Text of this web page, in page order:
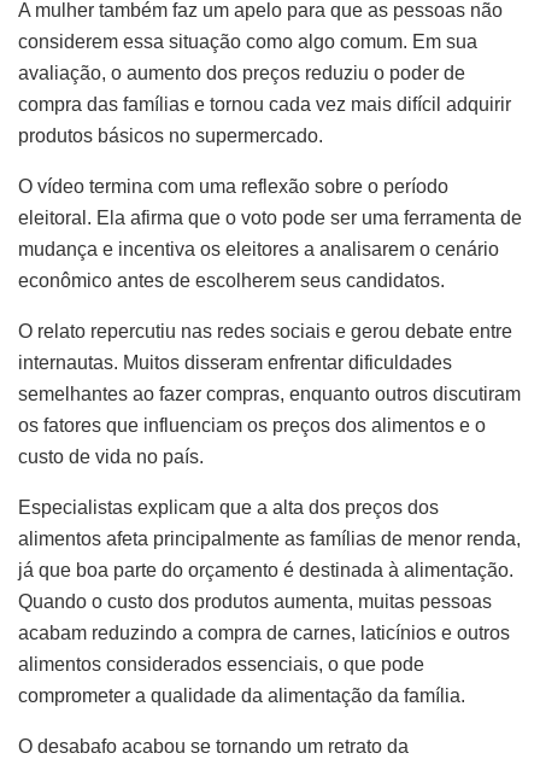
A mulher também faz um apelo para que as pessoas não
considerem essa situação como algo comum. Em sua
avaliação, o aumento dos preços reduziu o poder de
compra das famílias e tornou cada vez mais difícil adquirir
produtos básicos no supermercado.
O vídeo termina com uma reflexão sobre o período
eleitoral. Ela afirma que o voto pode ser uma ferramenta de
mudança e incentiva os eleitores a analisarem o cenário
econômico antes de escolherem seus candidatos.
O relato repercutiu nas redes sociais e gerou debate entre
internautas. Muitos disseram enfrentar dificuldades
semelhantes ao fazer compras, enquanto outros discutiram
os fatores que influenciam os preços dos alimentos e o
custo de vida no país.
Especialistas explicam que a alta dos preços dos
alimentos afeta principalmente as famílias de menor renda,
já que boa parte do orçamento é destinada à alimentação.
Quando o custo dos produtos aumenta, muitas pessoas
acabam reduzindo a compra de carnes, laticínios e outros
alimentos considerados essenciais, o que pode
comprometer a qualidade da alimentação da família.
O desabafo acabou se tornando um retrato da